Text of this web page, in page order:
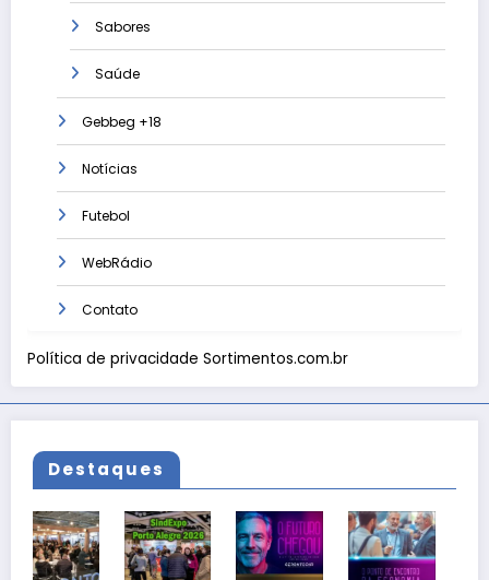
Sabores
Saúde
Gebbeg +18
Notícias
Futebol
WebRádio
Contato
Política de privacidade Sortimentos.com.br
Destaques